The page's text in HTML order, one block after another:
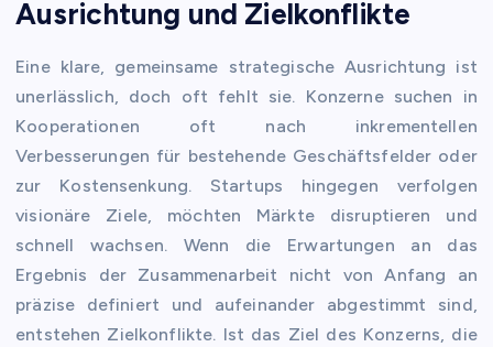
Ausrichtung und Zielkonflikte
Eine klare, gemeinsame strategische Ausrichtung ist
unerlässlich, doch oft fehlt sie. Konzerne suchen in
Kooperationen oft nach inkrementellen
Verbesserungen für bestehende Geschäftsfelder oder
zur Kostensenkung. Startups hingegen verfolgen
visionäre Ziele, möchten Märkte disruptieren und
schnell wachsen. Wenn die Erwartungen an das
Ergebnis der Zusammenarbeit nicht von Anfang an
präzise definiert und aufeinander abgestimmt sind,
entstehen Zielkonflikte. Ist das Ziel des Konzerns, die